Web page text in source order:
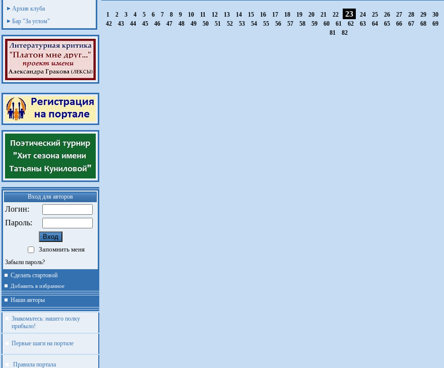
Архив клуба
Бар "За углом"
Вход для авторов
Логин:
Пароль:
Запомнить меня
Забыли пароль?
Сделать стартовой
Добавить в избранное
Наши авторы
Знакомьтесь: нашего полку
прибыло!
Первые шаги на портале
Правила портала
1 2 3 4 5 6 7 8 9 10 11 12 13 14 15 16 17 18 19 20 21 22 23 24 25 26 27 28 29 30
42
43 44 45 46 47 48 49 50 51 52 53 54 55 56 57 58 59 60 61 62 63 64 65 66 67 68 69
81
82